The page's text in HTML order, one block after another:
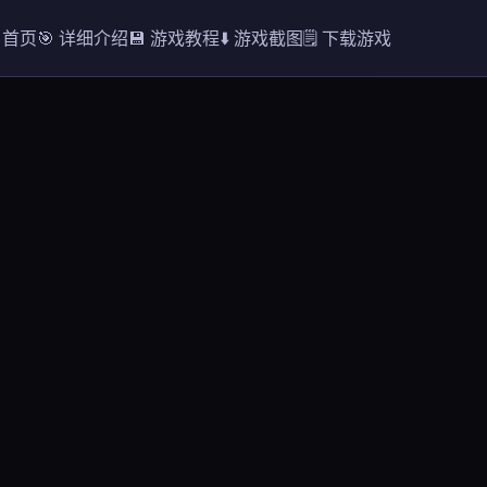
页🎯 详细介绍💾 游戏教程⬇️ 游戏截图🗒️ 下载游戏